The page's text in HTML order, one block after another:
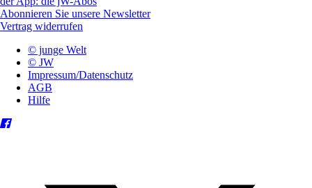
Abonnieren Sie unsere Newsletter
Vertrag widerrufen
© junge Welt
© JW
Impressum/Datenschutz
AGB
Hilfe